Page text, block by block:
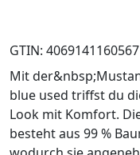
GTIN: 4069141160567
Mit
blue used triffst du
Look mit Komfort.
besteht aus 99 %